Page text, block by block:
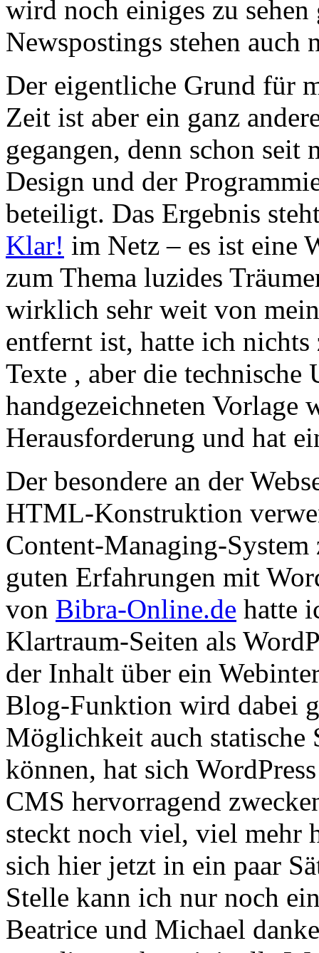
wird noch einiges zu sehen
Newspostings stehen auch
Der eigentliche Grund für
Zeit ist aber ein ganz
gegangen, denn schon seit
Design und der
beteiligt. Das Ergebnis
Klar! im Netz – es ist eine
zum Thema luzides
wirklich sehr weit von
entfernt ist, hatte ich
Texte , aber die technische
handgezeichneten Vorlage
Herausforderung und hat
Der besondere an der
HTML-Konstruktion
Content-Managing-
guten Erfahrungen mit
von Bibra-Online.de hatte
Klartraum-Seiten als
der Inhalt über ein
Blog-Funktion wird dabei
Möglichkeit auch statische
können, hat sich
CMS hervorragend
steckt noch viel, viel mehr
sich hier jetzt in ein paar
Stelle kann ich nur noch
Beatrice und Michael